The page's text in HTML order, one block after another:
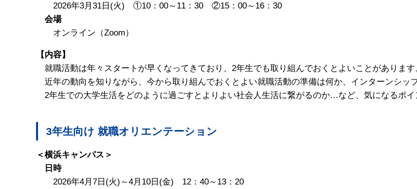
2026年3月31日(火) ①10：00～11：30 ②15：00～16：30
会場
オンライン（Zoom）
【内容】
就職活動は年々スタートが早くなってきており、2年生でも取り組んでおくとよいことがあります
近年の動向を知りながら、今から取り組んでおくとよい就職活動の準備は何か、インターンシッ
2年生での大学生活をどのように過ごすとよりよい社会人生活に繋がるのか…など、気になるポイ
3年生向け 就職オリエンテーション
＜横浜キャンパス＞
日時
2026年4月7日(火)～4月10日(金) 12：40～13：20